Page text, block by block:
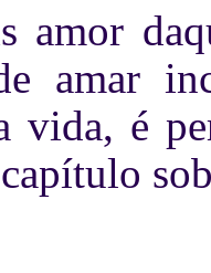
amor
amar
vida, é